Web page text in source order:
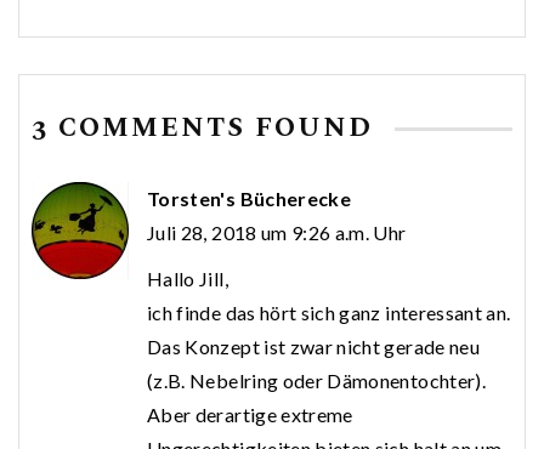
3 COMMENTS FOUND
Torsten's Bücherecke
Juli 28, 2018 um 9:26 a.m. Uhr
Hallo Jill,
ich finde das hört sich ganz interessant an.
Das Konzept ist zwar nicht gerade neu
(z.B. Nebelring oder Dämonentochter).
Aber derartige extreme